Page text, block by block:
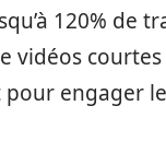
120% de
vidéos
engager